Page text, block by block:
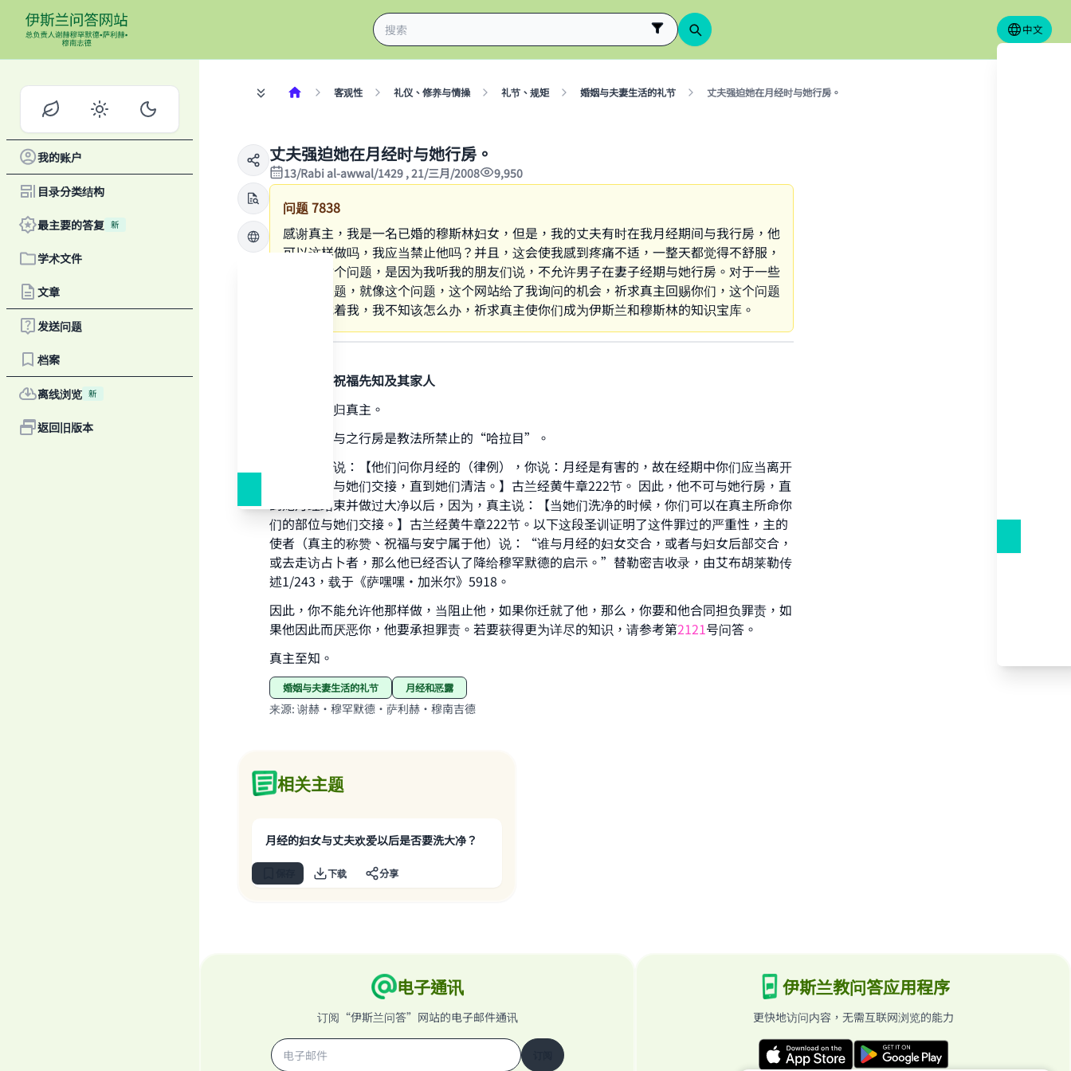
中文
我的账户
目录分类结构
最主要的答复 新
学术文件
文章
发送问题
档案
离线浏览 新
返回旧版本
客观性 礼仪、修养与情操 礼节、规矩 婚姻与夫妻生活的礼节 丈夫强迫她在月经时与她行房。
丈夫强迫她在月经时与她行房。
13/Rabi al-awwal/1429 , 21/三月/2008 9,950
问题7838
感谢真主，我是一名已婚的穆斯林妇女，但是，我的丈夫有时在我月经期间与我行房，他
可以这样做吗，我应当禁止他吗？并且，这会使我感到疼痛不适，一整天都觉得不舒服，
我提出这个问题，是因为我听我的朋友们说，不允许男子在妻子经期与她行房。对于一些
为难的问题，就像这个问题，这个网站给了我询问的机会，祈求真主回赐你们，这个问题
一直困扰着我，我不知该怎么办，祈求真主使你们成为伊斯兰和穆斯林的知识宝库。
感谢真主，祝福先知及其家人
一切赞颂全归真主。
在妇女经期与之行房是教法所禁止的“哈拉目”。
崇高的真主说：【他们问你月经的（律例），你说：月经是有害的，故在经期中你们应当离开
妻子，不要与她们交接，直到她们清洁。】古兰经黄牛章222节。 因此，他不可与她行房，直
到她月经结束并做过大净以后，因为，真主说：【当她们洗净的时候，你们可以在真主所命你
们的部位与她们交接。】古兰经黄牛章222节。以下这段圣训证明了这件罪过的严重性，主的
使者（真主的称赞、祝福与安宁属于他）说：“谁与月经的妇女交合，或者与妇女后部交合，
或去走访占卜者，那么他已经否认了降给穆罕默德的启示。”替勒密吉收录，由艾布胡莱勒传
述1/243，载于《萨嘿嘿·加米尔》5918。
因此，你不能允许他那样做，当阻止他，如果你迁就了他，那么，你要和他合同担负罪责，如
果他因此而厌恶你，他要承担罪责。若要获得更为详尽的知识，请参考第2121号问答。
真主至知。
婚姻与夫妻生活的礼节 月经和恶露
来源: 谢赫·穆罕默德·萨利赫·穆南吉德
相关主题
月经的妇女与丈夫欢爱以后是否要洗大净？
下载 分享
电子通讯
订阅“伊斯兰问答”网站的电子邮件通讯
伊斯兰教问答应用程序
更快地访问内容，无需互联网浏览的能力
Make an impact on millions of lives with your
contribution today
Your support is crucial for our mission.
"A person who leads others to doing what is good will earn the
same reward as those who do it."
Support IslamQA